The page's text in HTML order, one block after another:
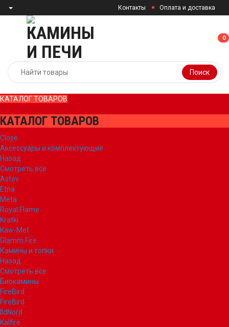
Контакты Оплата и доставка
Поиск
00
КАТАЛОГ ТОВАРОВ
КАТАЛОГ ТОВАРОВ
Close
Аксессуары и комплектующие
Назад
Смотреть все
Astov
Etna
Meta
Royal Flame
Kratki
Kaw-Met
Glamm Fire
Камины и топки
Назад
Смотреть все
Биокамины
FireBird
FireBird
IldNord
Kalfire